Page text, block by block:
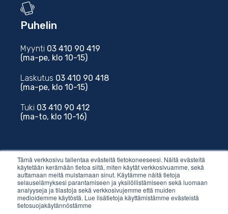
Tämä verkkosivu tallentaa evästeitä tietokoneeseesi. Näitä evästeitä
käytetään kerämään tietoa siitä, miten käytät verkkosivuamme, sekä
auttamaan meitä muistamaan sinut. Käytämme näitä tietoja
selauselämyksesi parantamiseen ja yksilöllistämiseen sekä luomaan
analyyseja ja tilastoja sekä verkkosivujemme että muiden
medioidemme käytöstä. Lue lisätietoja käyttämistämme evästeistä
tietosuojakäytännöstämme
Puhelin
Myynti 03 410 90 419
(ma-pe, klo 10-15)
Laskutus 03 410 90 418
(ma-pe, klo 10-15)
Tuki 03 410 90 412
(ma-to, klo 10-16)
Sähköposti
myynti@vilkas.fi